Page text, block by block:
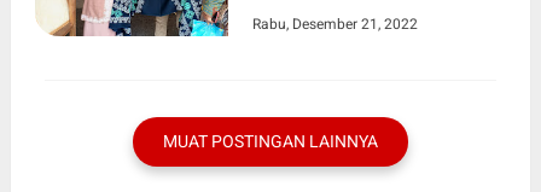
Rabu, Desember 21, 2022
MUAT POSTINGAN LAINNYA